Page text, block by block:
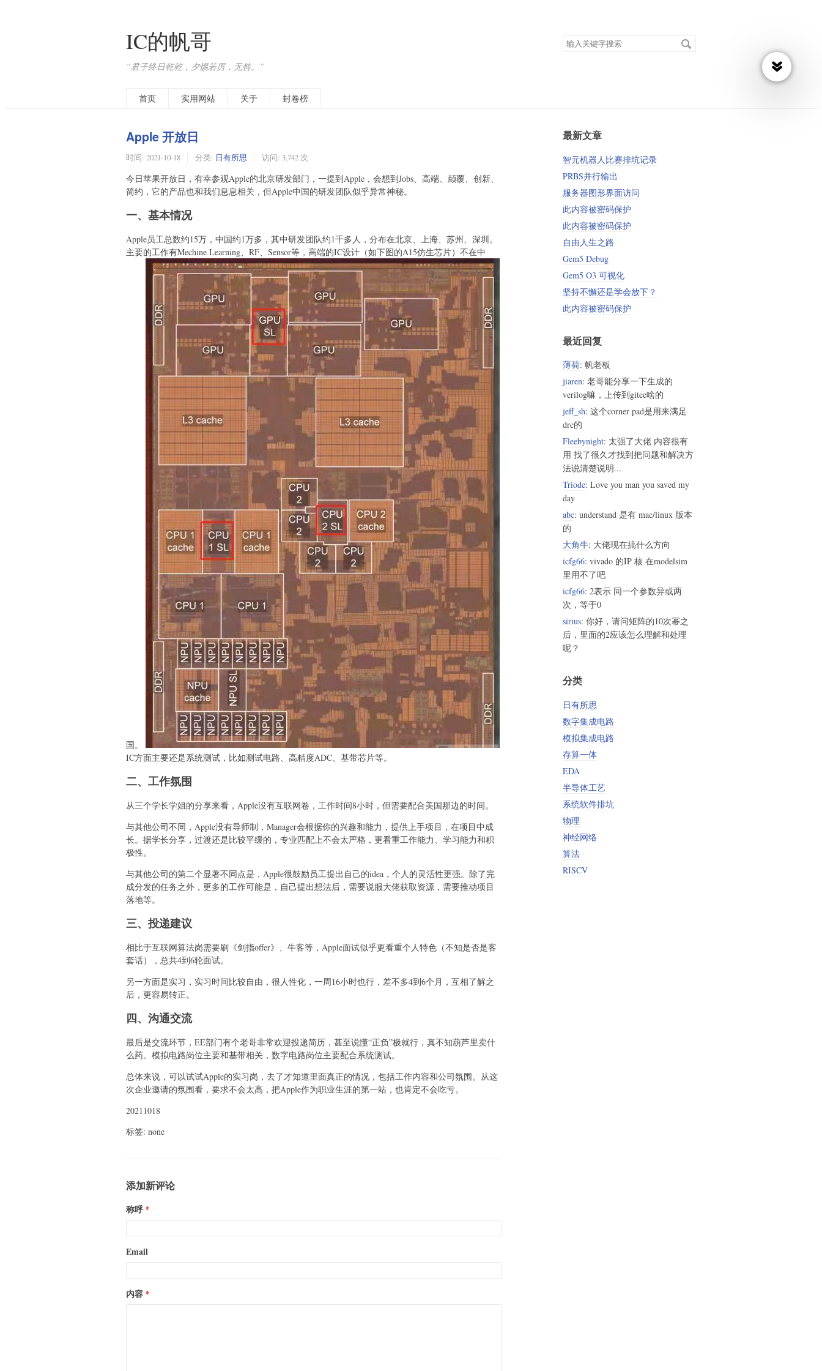
IC的帆哥
“君子终日乾乾，夕惕若厉，无咎。”
搜
首页 实用网站 关于 封卷榜
Apple 开放日
时间: 2021-10-18 分类: 日有所思 访问: 3,742 次
今日苹果开放日，有幸参观Apple的北京研发部门，一提到Apple，会想到Jobs、高端、颠覆、创新、
简约，它的产品也和我们息息相关，但Apple中国的研发团队似乎异常神秘。
一、基本情况
Apple员工总数约15万，中国约1万多，其中研发团队约1千多人，分布在北京、上海、苏州、深圳。
主要的工作有Mechine Learning、RF、Sensor等，高端的IC设计（如下图的A15仿生芯片）不在中
国。
IC方面主要还是系统测试，比如测试电路、高精度ADC、基带芯片等。
二、工作氛围
从三个学长学姐的分享来看，Apple没有互联网卷，工作时间8小时，但需要配合美国那边的时间。
与其他公司不同，Apple没有导师制，Manager会根据你的兴趣和能力，提供上手项目，在项目中成
长。据学长分享，过渡还是比较平缓的，专业匹配上不会太严格，更看重工作能力、学习能力和积
极性。
与其他公司的第二个显著不同点是，Apple很鼓励员工提出自己的idea，个人的灵活性更强。除了完
成分发的任务之外，更多的工作可能是，自己提出想法后，需要说服大佬获取资源，需要推动项目
落地等。
三、投递建议
相比于互联网算法岗需要刷《剑指offer》、牛客等，Apple面试似乎更看重个人特色（不知是否是客
套话），总共4到6轮面试。
另一方面是实习，实习时间比较自由，很人性化，一周16小时也行，差不多4到6个月，互相了解之
后，更容易转正。
四、沟通交流
最后是交流环节，EE部门有个老哥非常欢迎投递简历，甚至说懂“正负”极就行，真不知葫芦里卖什
么药。模拟电路岗位主要和基带相关，数字电路岗位主要配合系统测试。
总体来说，可以试试Apple的实习岗，去了才知道里面真正的情况，包括工作内容和公司氛围。从这
次企业邀请的氛围看，要求不会太高，把Apple作为职业生涯的第一站，也肯定不会吃亏。
20211018
标签: none
添加新评论
称呼
Email
内容
最新文章
智元机器人比赛排坑记录
PRBS并行输出
服务器图形界面访问
此内容被密码保护
此内容被密码保护
自由人生之路
Gem5 Debug
Gem5 O3 可视化
坚持不懈还是学会放下？
此内容被密码保护
最近回复
薄荷: 帆老板
jiaren: 老哥能分享一下生成的
verilog嘛，上传到gitee啥的
jeff_sh: 这个corner pad是用来满足
drc的
Fleebynight: 太强了大佬 内容很有
用 找了很久才找到把问题和解决方
法说清楚说明...
Triode: Love you man you saved my
day
abc: understand 是有 mac/linux 版本
的
大角牛: 大佬现在搞什么方向
icfg66: vivado 的IP 核 在modelsim
里用不了吧
icfg66: 2表示 同一个参数异或两
次，等于0
sirius: 你好，请问矩阵的10次幂之
后，里面的2应该怎么理解和处理
呢？
分类
日有所思
数字集成电路
模拟集成电路
存算一体
EDA
半导体工艺
系统软件排坑
物理
神经网络
算法
RISCV